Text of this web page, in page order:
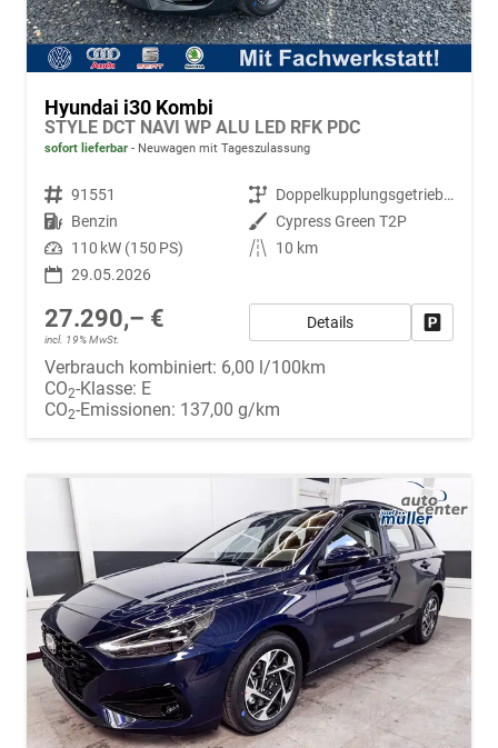
Hyundai i30 Kombi
STYLE DCT NAVI WP ALU LED RFK PDC
sofort lieferbar Neuwagen mit Tageszulassung
Fahrzeugnr. 91551 Getriebe
Doppelkupplungsgetriebe (DSG)
Kraftstoff Benzin Außenfarbe Cypress Green T2P
Leistung 110 kW (150 PS) Kilometerstand
10 km
29.05.2026
27.290,– €
incl. 19% MwSt.
Details
Verbrauch kombiniert: 6,00 l/100km
CO2-Klasse: E
CO2-Emissionen: 137,00 g/km